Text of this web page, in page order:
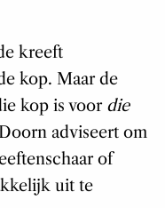
kreeft
kop. Maar de
kop is voor die
adviseert om
of
uit te